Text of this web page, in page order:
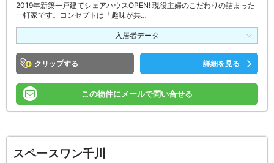
2019年新築一戸建てシェアハウスOPEN! 現役主婦のこだわりの詰まった
一軒家です。コンセプトは「趣味が共…
入居者データ
クリップ 詳細を見る
この物件にメールで問い合せる
スペースワン千川